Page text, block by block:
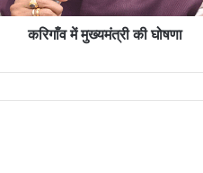
करिगाँव में मुख्यमंत्री की घोषणा